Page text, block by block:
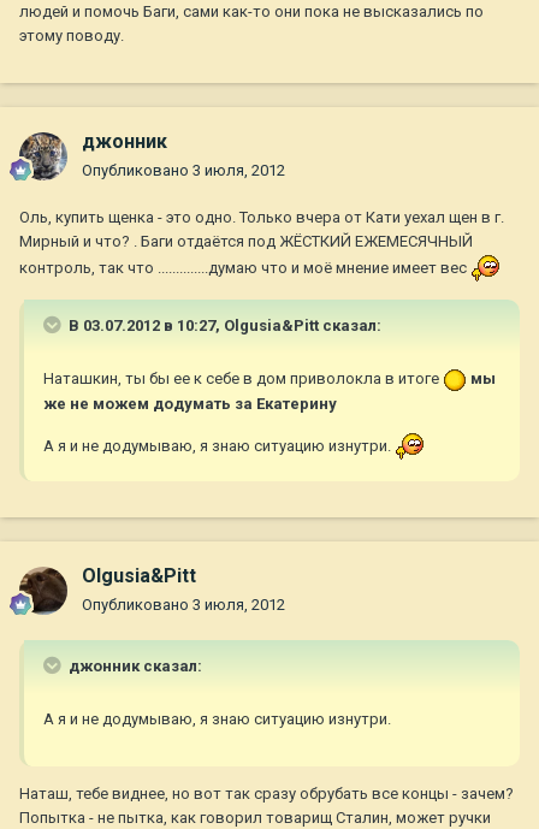
людей и помочь Баги, сами как-то они пока не высказались по
этому поводу.
джонник
Опубликовано 3 июля, 2012
Оль, купить щенка - это одно. Только вчера от Кати уехал щен в г.
Мирный и что? . Баги отдаётся под ЖЁСТКИЙ ЕЖЕМЕСЯЧНЫЙ
контроль, так что ..............думаю что и моё мнение имеет вес
В 03.07.2012 в 10:27, Olgusia&Pitt сказал:
Наташкин, ты бы ее к себе в дом приволокла в итоге
мы
же не можем додумать за Екатерину
А я и не додумываю, я знаю ситуацию изнутри.
Olgusia&Pitt
Опубликовано 3 июля, 2012
джонник сказал:
А я и не додумываю, я знаю ситуацию изнутри.
Наташ, тебе виднее, но вот так сразу обрубать все концы - зачем?
Попытка - не пытка, как говорил товарищ Сталин, может ручки